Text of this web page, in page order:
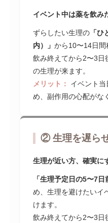
イベント中は薬を飲み
ずらしたい生理の 「
内）」 から10〜14日間
飲み終えてから2〜3日
の生理が来ます。
メリット：
イベント
め、副作用の心配がな
② 生理を遅ら
生理が近い方、確実に
「生理予定日の5〜7日
め、生理を避けたいイ
けます。
飲み終えてから2〜3日